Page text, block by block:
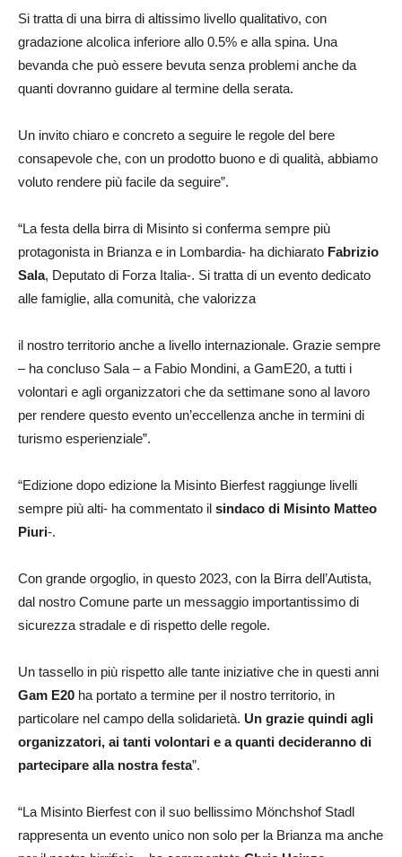
Si tratta di una birra di altissimo livello qualitativo, con
gradazione alcolica inferiore allo 0.5% e alla spina. Una
bevanda che può essere bevuta senza problemi anche da
quanti dovranno guidare al termine della serata.
Un invito chiaro e concreto a seguire le regole del bere
consapevole che, con un prodotto buono e di qualità, abbiamo
voluto rendere più facile da seguire”.
“La festa della birra di Misinto si conferma sempre più
protagonista in Brianza e in Lombardia- ha dichiarato Fabrizio
Sala, Deputato di Forza Italia-. Si tratta di un evento dedicato
alle famiglie, alla comunità, che valorizza
il nostro territorio anche a livello internazionale. Grazie sempre
– ha concluso Sala – a Fabio Mondini, a GamE20, a tutti i
volontari e agli organizzatori che da settimane sono al lavoro
per rendere questo evento un’eccellenza anche in termini di
turismo esperienziale”.
“Edizione dopo edizione la Misinto Bierfest raggiunge livelli
sempre più alti- ha commentato il sindaco di Misinto Matteo
Piuri-.
Con grande orgoglio, in questo 2023, con la Birra dell’Autista,
dal nostro Comune parte un messaggio importantissimo di
sicurezza stradale e di rispetto delle regole.
Un tassello in più rispetto alle tante iniziative che in questi anni
Gam E20 ha portato a termine per il nostro territorio, in
particolare nel campo della solidarietà. Un grazie quindi agli
organizzatori, ai tanti volontari e a quanti decideranno di
partecipare alla nostra festa”.
“La Misinto Bierfest con il suo bellissimo Mönchshof Stadl
rappresenta un evento unico non solo per la Brianza ma anche